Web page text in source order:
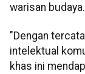
warisan budaya.
"Dengan
intelektual
khas ini